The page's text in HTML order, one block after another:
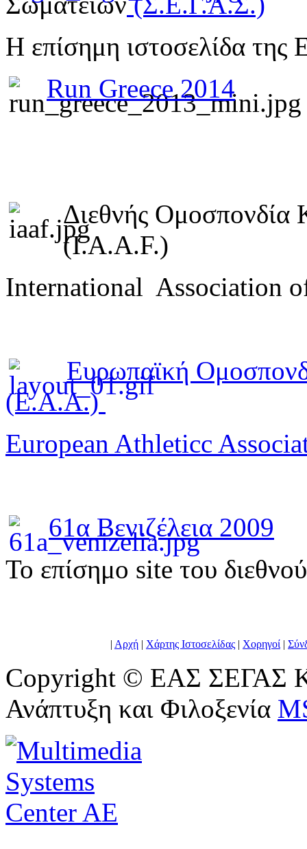
Η επίσημη ιστοσελίδα της
Run Greece 2014
Διεθνής Ομοσπονδία
(I.A.A.F.)
International Association
Ευρωπαϊκή
(E.A.A.)
European Athleticc
61α Βενιζέλεια 2009
To επίσημο site του
| Αρχή | Χάρτης Ιστοσελίδας | Χορηγοί |
Copyright © ΕΑΣ ΣΕΓΑΣ
Ανάπτυξη και Φιλοξενία